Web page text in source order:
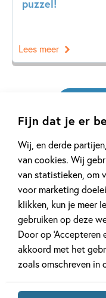
Fijn dat je er
Wij, en derde
van cookies. Wij
van statistieken, om
voor marketing
klikken, kun je meer
gebruiken op deze
Door op ‘Accepteren
akkoord met het
zoals omschreven in
puzzel!
Lees meer
Meer van